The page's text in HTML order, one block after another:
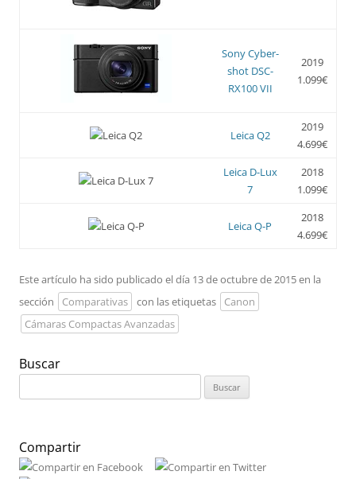
Sony Cyber-
shot DSC-
RX100 VII
2019
1.099€
Leica Q2
2019
4.699€
Leica D-Lux
7
2018
1.099€
Leica Q-P
2018
4.699€
Este artículo ha sido publicado el día 13 de octubre de 2015 en la
sección
Comparativas con las etiquetas
Canon
Cámaras Compactas Avanzadas
Buscar
Compartir